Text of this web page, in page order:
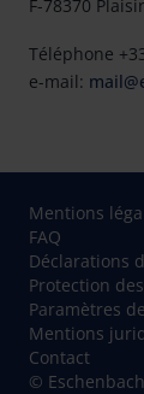
F-78370 Plaisir
Téléphone
e-mail:
©
Mentions
FAQ
Déclarations
Protection
Paramètres
Mentions
Contact